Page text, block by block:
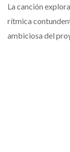
La canción
rítmica
ambiciosa del